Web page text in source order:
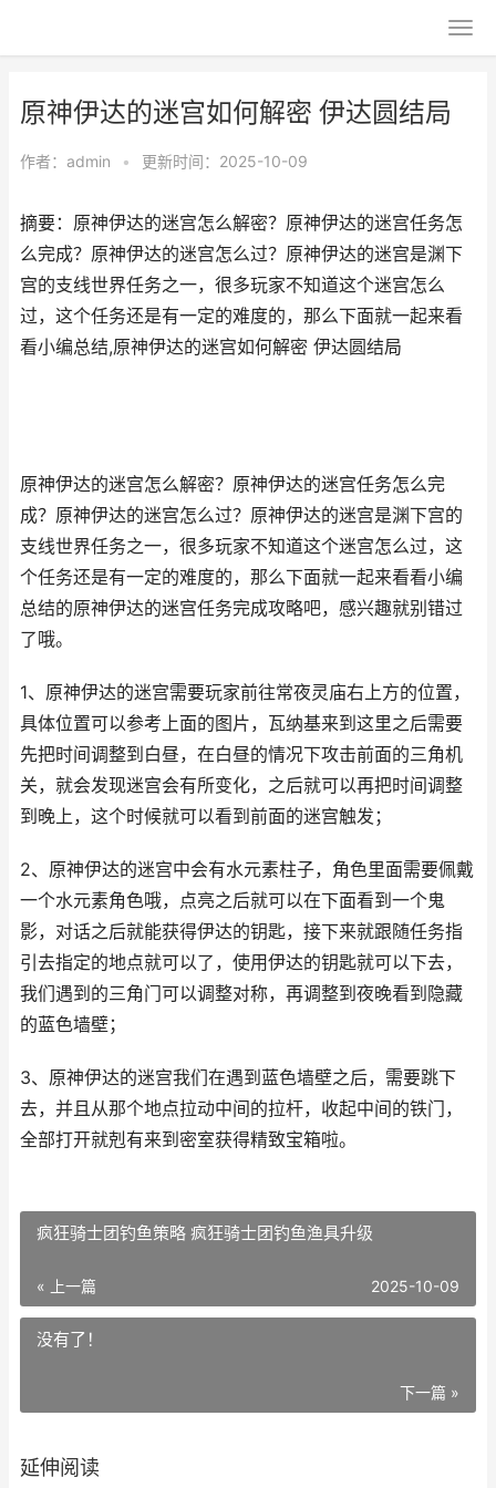
原神伊达的迷宫如何解密 伊达圆结局
作者： admin • 更新时间：2025-10-09
摘要：原神伊达的迷宫怎么解密？原神伊达的迷宫任务怎
么完成？原神伊达的迷宫怎么过？原神伊达的迷宫是渊下
宫的支线世界任务之一，很多玩家不知道这个迷宫怎么
过，这个任务还是有一定的难度的，那么下面就一起来看
看小编总结,原神伊达的迷宫如何解密 伊达圆结局
原神伊达的迷宫怎么解密？原神伊达的迷宫任务怎么完
成？原神伊达的迷宫怎么过？原神伊达的迷宫是渊下宫的
支线世界任务之一，很多玩家不知道这个迷宫怎么过，这
个任务还是有一定的难度的，那么下面就一起来看看小编
总结的原神伊达的迷宫任务完成攻略吧，感兴趣就别错过
了哦。
1、原神伊达的迷宫需要玩家前往常夜灵庙右上方的位置，
具体位置可以参考上面的图片，瓦纳基来到这里之后需要
先把时间调整到白昼，在白昼的情况下攻击前面的三角机
关，就会发现迷宫会有所变化，之后就可以再把时间调整
到晚上，这个时候就可以看到前面的迷宫触发；
2、原神伊达的迷宫中会有水元素柱子，角色里面需要佩戴
一个水元素角色哦，点亮之后就可以在下面看到一个鬼
影，对话之后就能获得伊达的钥匙，接下来就跟随任务指
引去指定的地点就可以了，使用伊达的钥匙就可以下去，
我们遇到的三角门可以调整对称，再调整到夜晚看到隐藏
的蓝色墙壁；
3、原神伊达的迷宫我们在遇到蓝色墙壁之后，需要跳下
去，并且从那个地点拉动中间的拉杆，收起中间的铁门，
全部打开就剋有来到密室获得精致宝箱啦。
疯狂骑士团钓鱼策略 疯狂骑士团钓鱼渔具升级
« 上一篇 2025-10-09
没有了！
下一篇 »
延伸阅读